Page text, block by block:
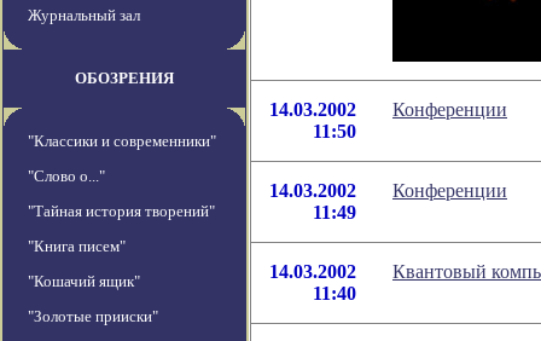
Журнальный зал
ОБОЗРЕНИЯ
"Классики и современники"
"Слово о..."
"Тайная история творений"
"Книга писем"
"Кошачий ящик"
"Золотые прииски"
14.03.2002
11:50
Конференции
14.03.2002
11:49
Конференции
14.03.2002
11:40
Квантовый